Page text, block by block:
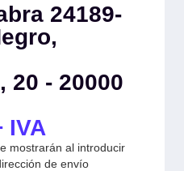
24189-
20 - 20000
IVA
mostrarán al introducir
de envío